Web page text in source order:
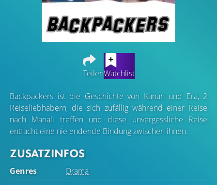
TeilenWatchlist
Backpackers ist die Geschichte von Kanan und Era, 2
Reiseliebhabern, die sich zufällig während einer Reise
nach Manali treffen und diese unvergessliche Reise
entfacht eine nie endende Bindung zwischen ihnen.
ZUSATZINFOS
Genres
Drama